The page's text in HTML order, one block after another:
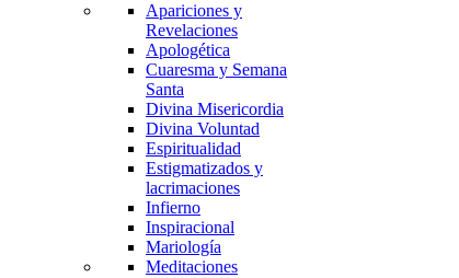
Apariciones y
Revelaciones
Apologética
Cuaresma y Semana
Santa
Divina Misericordia
Divina Voluntad
Espiritualidad
Estigmatizados y
lacrimaciones
Infierno
Inspiracional
Mariología
Meditaciones